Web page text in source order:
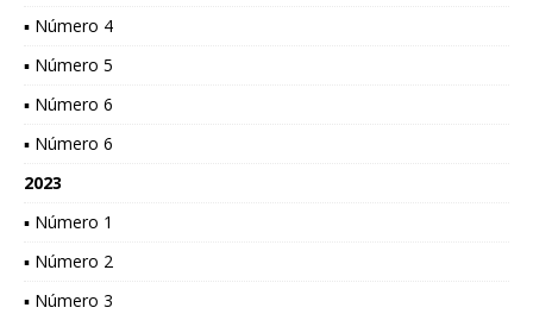
▪ Número 4
▪ Número 5
▪ Número 6
▪ Número 6
2023
▪ Número 1
▪ Número 2
▪ Número 3